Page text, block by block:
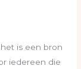
is een bron
iedereen die